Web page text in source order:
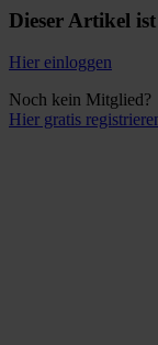
Dieser Artikel
Hier einloggen
Noch kein Mitglied?
Hier gratis